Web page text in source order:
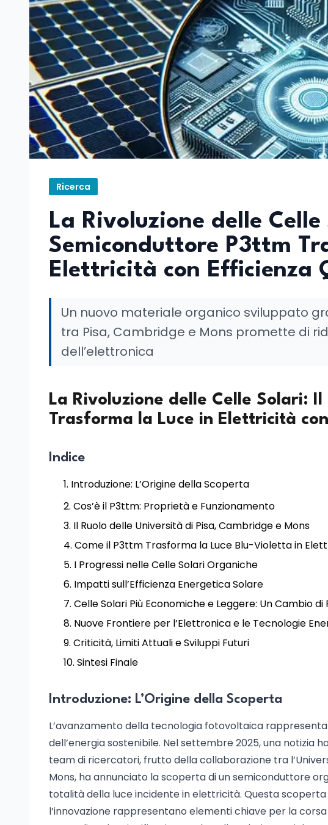
Ricerca
La Rivoluzione delle
Semiconduttore P3ttm
Elettricità con Efficienza
Un nuovo materiale organico sviluppato
tra Pisa, Cambridge e Mons promette di
dell’elettronica
La Rivoluzione delle Celle Solari:
Trasforma la Luce in Elettricità
Indice
Introduzione: L’Origine della Scoperta
Cos’è il P3ttm: Proprietà e Funzionamento
Il Ruolo delle Università di Pisa, Cambridge e Mons
Come il P3ttm Trasforma la Luce Blu-Violetta in
I Progressi nelle Celle Solari Organiche
Impatti sull’Efficienza Energetica Solare
Celle Solari Più Economiche e Leggere: Un Cambio
Nuove Frontiere per l’Elettronica e le Tecnologie
Criticità, Limiti Attuali e Sviluppi Futuri
Sintesi Finale
Introduzione: L’Origine della Scoperta
L’avanzamento della tecnologia fotovoltaica
dell’energia sostenibile. Nel settembre 2025, una notizia
team di ricercatori, frutto della collaborazione tra
Mons, ha annunciato la scoperta di un semiconduttore
totalità della luce incidente in elettricità. Questa
l’innovazione rappresentano elementi chiave per la